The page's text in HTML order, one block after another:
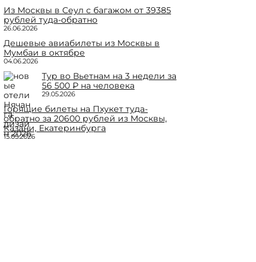
Из Москвы в Сеул с багажом от 39385
рублей туда-обратно
26.06.2026
Дешевые авиабилеты из Москвы в
Мумбаи в октябре
04.06.2026
Тур во Вьетнам на 3 недели за
56 500 ₽ на человека
29.05.2026
Горящие билеты на Пхукет туда-
обратно за 20600 рублей из Москвы,
Казани, Екатеринбурга
15.05.2026